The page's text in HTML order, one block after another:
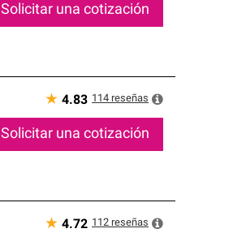
Solicitar una cotización
★ 4.83 114 reseñas
Solicitar una cotización
★ 4.72 112 reseñas